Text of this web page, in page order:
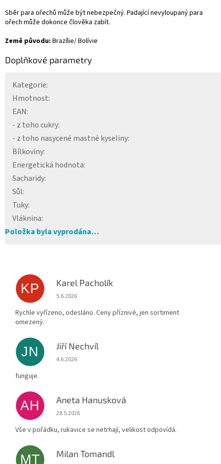
Sběr para ořechů může být nebezpečný. Padající nevyloupaný para
ořech může dokonce člověka zabít.
Země původu: Brazílie/ Bolívie
Doplňkové parametry
Kategorie:
Hmotnost:
EAN:
- z toho cukry:
- z toho nasycené mastné kyseliny:
Bílkoviny:
Energetická hodnota:
Sacharidy:
Sůl:
Tuky:
Vláknina:
Položka byla vyprodána…
KP Karel Pacholík
Hodnocení obchodu je 4 z 5 hvězdiček.
5.6.2026
Rychle vyřízeno, odesláno. Ceny příznivé, jen sortiment
omezený.
JN Jiří Nechvíl
Hodnocení obchodu je 5 z 5 hvězdiček.
4.6.2026
funguje.
AH Aneta Hanusková
Hodnocení obchodu je 5 z 5 hvězdiček.
28.5.2026
Vše v pořádku, rukavice se netrhají, velikost odpovídá.
MT Milan Tomandl